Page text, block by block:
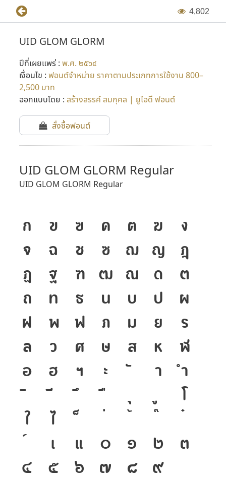
4,802
UID GLOM GLORM
ปีที่เผยแพร่ : พ.ศ. ๒๕๖๔
เงื่อนไข : ฟอนต์จำหน่าย ราคาตามประเภทการใช้งาน 800–
2,500 บาท
ออกแบบโดย : สร้างสรรค์ สมกุศล | ยูไอดี ฟอนต์
สั่งซื้อฟอนต์
UID GLOM GLORM Regular
UID GLOM GLORM Regular
ก ข ฃ ค ฅ ฆ
ง
จ
ฉ ช ซ ฌ ญ
ฎ
ฏ
ฐ ฑ ฒ ณ ด
ต
ถ
ท ธ น บ ป
ผ
ฝ
พ ฟ ภ ม ย
ร
ล
ว ศ ษ ส ห
ฬ
อ
ฮ ฯ ะ า
ำ
โ
ใ
ไ
เ
แ ๐ ๑ ๒
๓
๔
๕ ๖ ๗ ๘ ๙